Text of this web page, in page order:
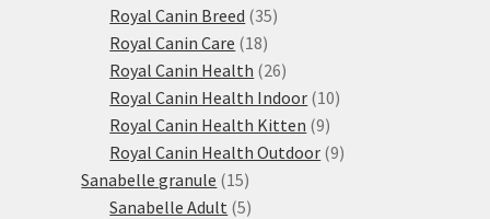
produktů
Royal Canin Breed 3535
Royal Canin Care 1818
produktů
Royal Canin Health 2626
produktů
Royal Canin Health Indoor 1010
Royal Canin Health Kitten 99
produktů
Royal Canin Health Outdoor 99
Sanabelle granule 1515
produktů
Sanabelle Adult 55